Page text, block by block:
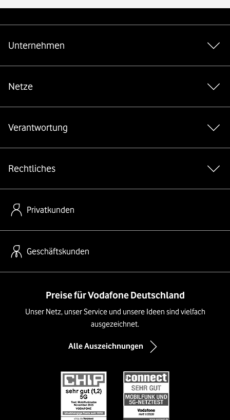
Unternehmen
Netze
Verantwortung
Rechtliches
Privatkunden
Geschäftskunden
Preise für Vodafone Deutschland
Unser Netz, unser Service und unsere Ideen sind vielfach
ausgezeichnet.
Alle Auszeichnungen